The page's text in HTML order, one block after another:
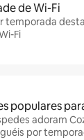
de Wi-Fi
temporada
Fi
populares
adoram
por